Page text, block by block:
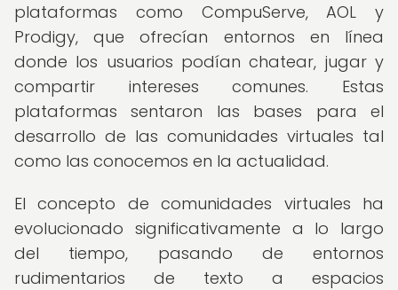
plataformas como CompuServe, AOL y
Prodigy, que ofrecían entornos en línea
donde los usuarios podían chatear, jugar y
compartir intereses comunes. Estas
plataformas sentaron las bases para el
desarrollo de las comunidades virtuales tal
como las conocemos en la actualidad.
El concepto de comunidades virtuales ha
evolucionado significativamente a lo largo
del tiempo, pasando de entornos
rudimentarios de texto a espacios